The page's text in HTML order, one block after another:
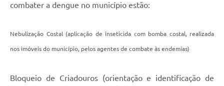
combater a dengue no município estão:
Nebulização Costal (aplicação de inseticida com bomba costal, realizada
nos imóveis do município, pelos agentes de combate às endemias)
Bloqueio de Criadouros (orientação e identificação de